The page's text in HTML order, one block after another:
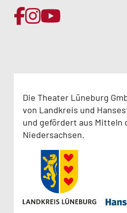
Die Theater Lüneburg
von Landkreis und
und gefördert aus Mitteln
Niedersachsen.